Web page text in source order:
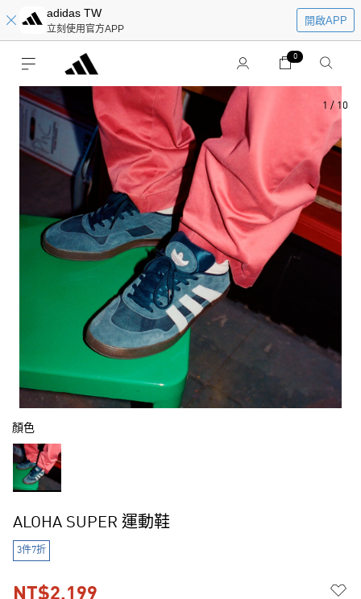
adidas TW
立刻使用官方APP
開啟APP
0
1 / 10
顏色
ALOHA SUPER 運動鞋
3件7折
NT$2,199